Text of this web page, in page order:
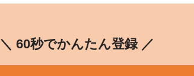
＼ 60秒でかんたん登録 ／